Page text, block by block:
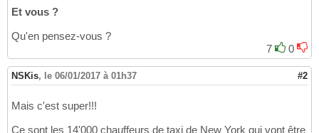
Et vous ?
Qu'en pensez-vous ?
7
0
NSKis, le 06/01/2017 à 01h37 #2
Mais c'est super!!!
Ce sont les 14'000 chauffeurs de taxi de New York qui vont être